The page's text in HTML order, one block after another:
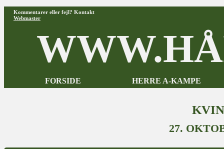
Kommentarer eller fejl? Kontakt
Webmaster
FORSIDE HERRE A-KAMPE
27.